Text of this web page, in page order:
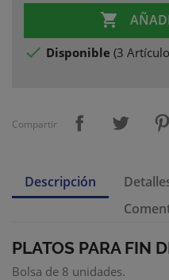

 Disponible (3
Compartir
Descripción
PLATOS PARA FIN
Bolsa de 8 unidades.